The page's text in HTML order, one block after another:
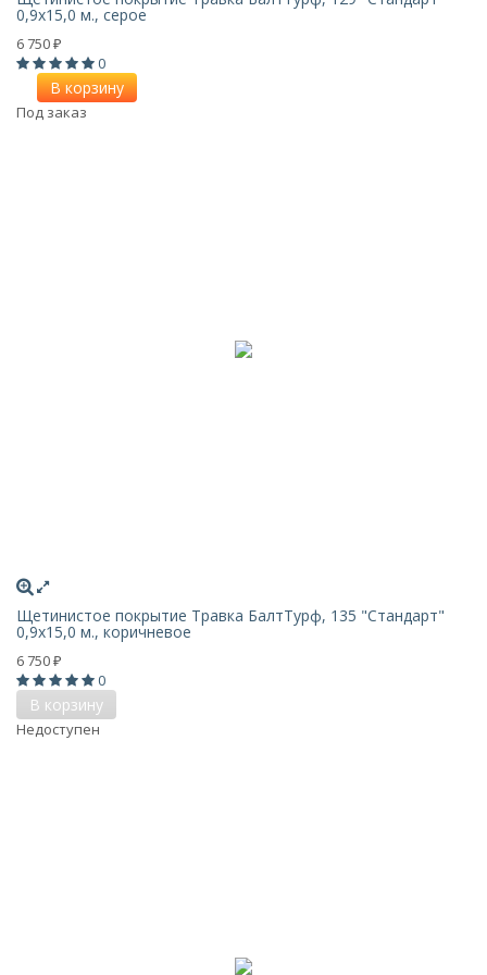
0,9x15,0 м., серое
6 750 ₽
0
В корзину
Под заказ
Щетинистое покрытие Травка БалтТурф, 135 "Стандарт"
0,9x15,0 м., коричневое
6 750 ₽
0
В корзину
Недоступен